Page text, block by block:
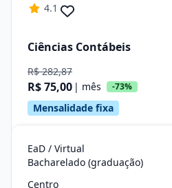
4.1
Ciências Contábeis
R$ 282,87
R$ 75,00 | mês -73%
Mensalidade fixa
EaD / Virtual
Bacharelado (graduação)
Centro